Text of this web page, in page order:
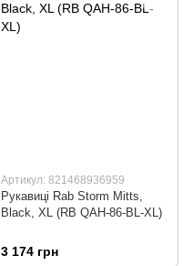
Артикул: 821468936959
Рукавиці Rab Storm Mitts,
Black, XL (RB QAH-86-BL-XL)
3 174 грн